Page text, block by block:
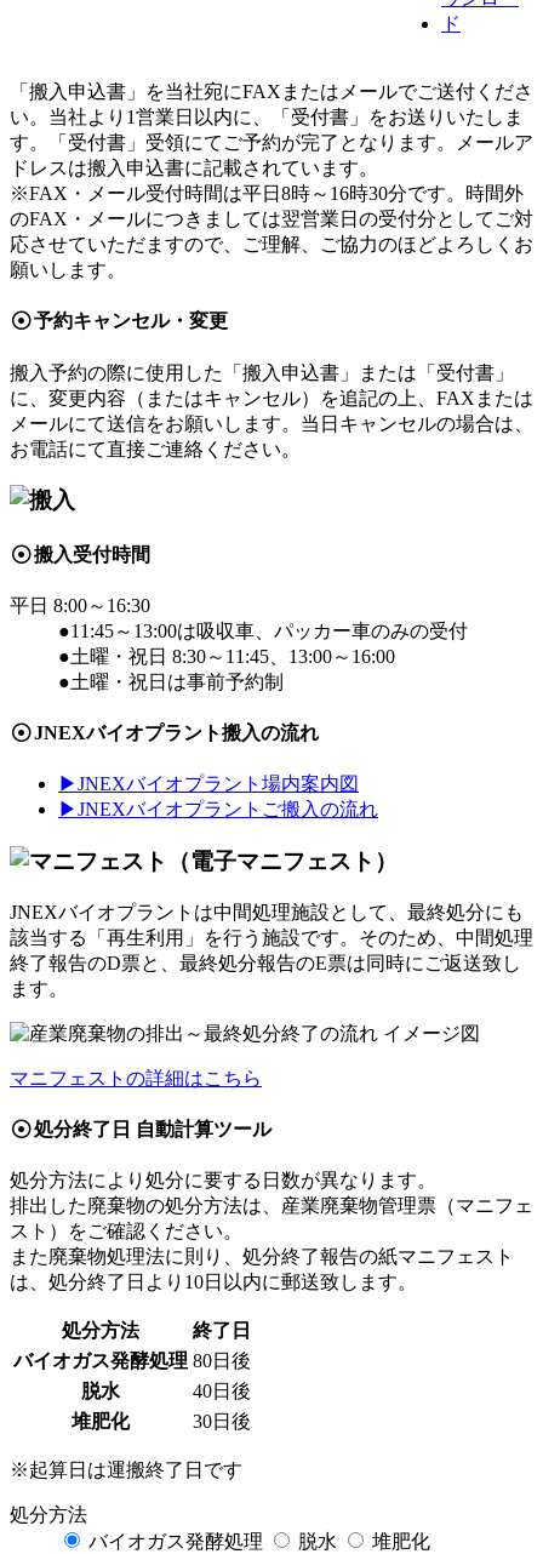
「搬入申込書」を当社宛にFAXまたはメールでご送付くださ
い。当社より1営業日以内に、「受付書」をお送りいたしま
す。「受付書」受領にてご予約が完了となります。メールア
ドレスは搬入申込書に記載されています。
※FAX・メール受付時間は平日8時～16時30分です。時間外
のFAX・メールにつきましては翌営業日の受付分としてご対
応させていただますので、ご理解、ご協力のほどよろしくお
願いします。
予約キャンセル・変更
搬入予約の際に使用した「搬入申込書」または「受付書」
に、変更内容（またはキャンセル）を追記の上、FAXまたは
メールにて送信をお願いします。当日キャンセルの場合は、
お電話にて直接ご連絡ください。
搬入受付時間
平日 8:00～16:30
●11:45～13:00は吸収車、パッカー車のみの受付
●土曜・祝日 8:30～11:45、13:00～16:00
●土曜・祝日は事前予約制
JNEXバイオプラント搬入の流れ
▶JNEXバイオプラント場内案内図
▶JNEXバイオプラントご搬入の流れ
JNEXバイオプラントは中間処理施設として、最終処分にも
該当する「再生利用」を行う施設です。そのため、中間処理
終了報告のD票と、最終処分報告のE票は同時にご返送致し
ます。
マニフェストの詳細はこちら
処分終了日 自動計算ツール
処分方法により処分に要する日数が異なります。
排出した廃棄物の処分方法は、産業廃棄物管理票（マニフェ
スト）をご確認ください。
また廃棄物処理法に則り、処分終了報告の紙マニフェスト
は、処分終了日より10日以内に郵送致します。
処分方法
終了日
バイオガス発酵処理 80日後
脱水
40日後
堆肥化
30日後
※起算日は運搬終了日です
処分方法
バイオガス発酵処理
脱水 堆肥化